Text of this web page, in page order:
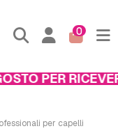
0
PER
per capelli